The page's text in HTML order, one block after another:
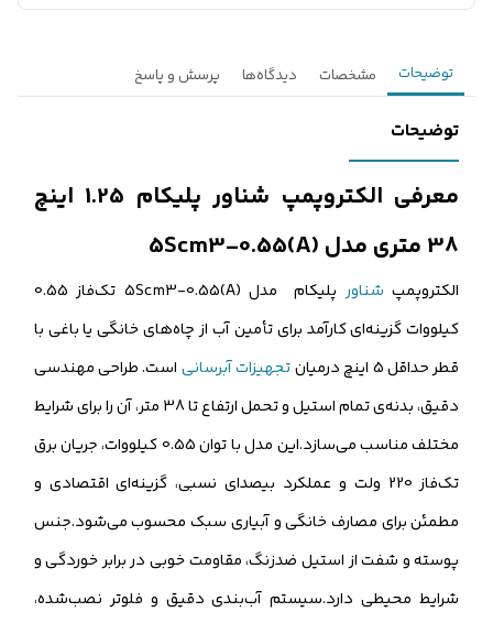
توضیحات مشخصات دیدگاه‌ها پرسش و پاسخ
توضیحات
معرفی الکتروپمپ شناور پلیکام 1.25 اینچ
38 متری مدل 5Scm3-0.55(A)
الکتروپمپ شناور
پلیکام مدل 5Scm3-0.55(A) تک‌فاز 0.55
کیلووات گزینه‌ای کارآمد برای تأمین آب از چاه‌های خانگی یا باغی با
قطر حداقل 5 اینچ درمیان
تجهیزات آبرسانی است. طراحی مهندسی
دقیق، بدنه‌ی تمام استیل و تحمل ارتفاع تا 38 متر، آن را برای شرایط
مختلف مناسب می‌سازد.این مدل با توان 0.55 کیلووات، جریان برق
تک‌فاز 220 ولت و عملکرد بیصدای نسبی، گزینه‌ای اقتصادی و
مطمئن برای مصارف خانگی و آبیاری سبک محسوب می‌شود.جنس
پوسته و شفت از استیل ضدزنگ، مقاومت خوبی در برابر خوردگی و
شرایط محیطی دارد.سیستم آب‌بندی دقیق و فلوتر نصب‌شده،